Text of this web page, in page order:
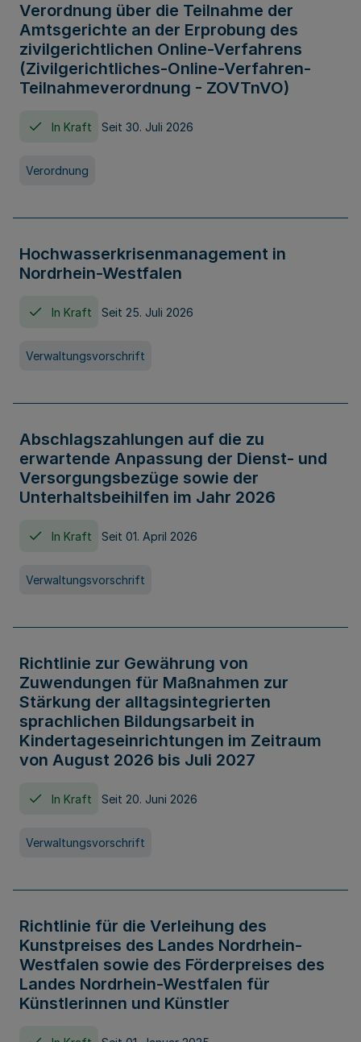
Verordnung über die Teilnahme der
Amtsgerichte an der Erprobung des
zivilgerichtlichen Online-Verfahrens
(Zivilgerichtliches-Online-Verfahren-
Teilnahmeverordnung - ZOVTnVO)
In Kraft Seit 30. Juli 2026
Verordnung
Hochwasserkrisenmanagement in
Nordrhein-Westfalen
In Kraft Seit 25. Juli 2026
Verwaltungsvorschrift
Abschlagszahlungen auf die zu
erwartende Anpassung der Dienst- und
Versorgungsbezüge sowie der
Unterhaltsbeihilfen im Jahr 2026
In Kraft Seit 01. April 2026
Verwaltungsvorschrift
Richtlinie zur Gewährung von
Zuwendungen für Maßnahmen zur
Stärkung der alltagsintegrierten
sprachlichen Bildungsarbeit in
Kindertageseinrichtungen im Zeitraum
von August 2026 bis Juli 2027
In Kraft Seit 20. Juni 2026
Verwaltungsvorschrift
Richtlinie für die Verleihung des
Kunstpreises des Landes Nordrhein-
Westfalen sowie des Förderpreises des
Landes Nordrhein-Westfalen für
Künstlerinnen und Künstler